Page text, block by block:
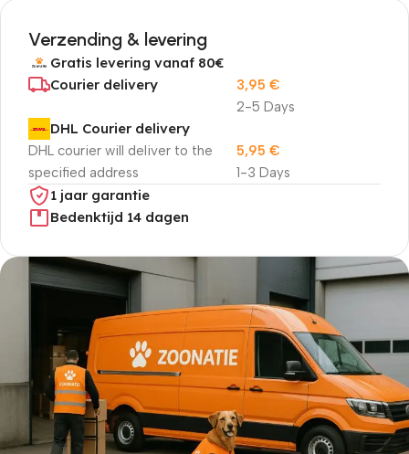
Verzending & levering
Gratis levering vanaf 80€
Courier delivery
2-5 Days
3,95 €
DHL Courier delivery
DHL courier will deliver to the
specified address
1-3 Days
5,95 €
1 jaar garantie
Bedenktijd 14 dagen